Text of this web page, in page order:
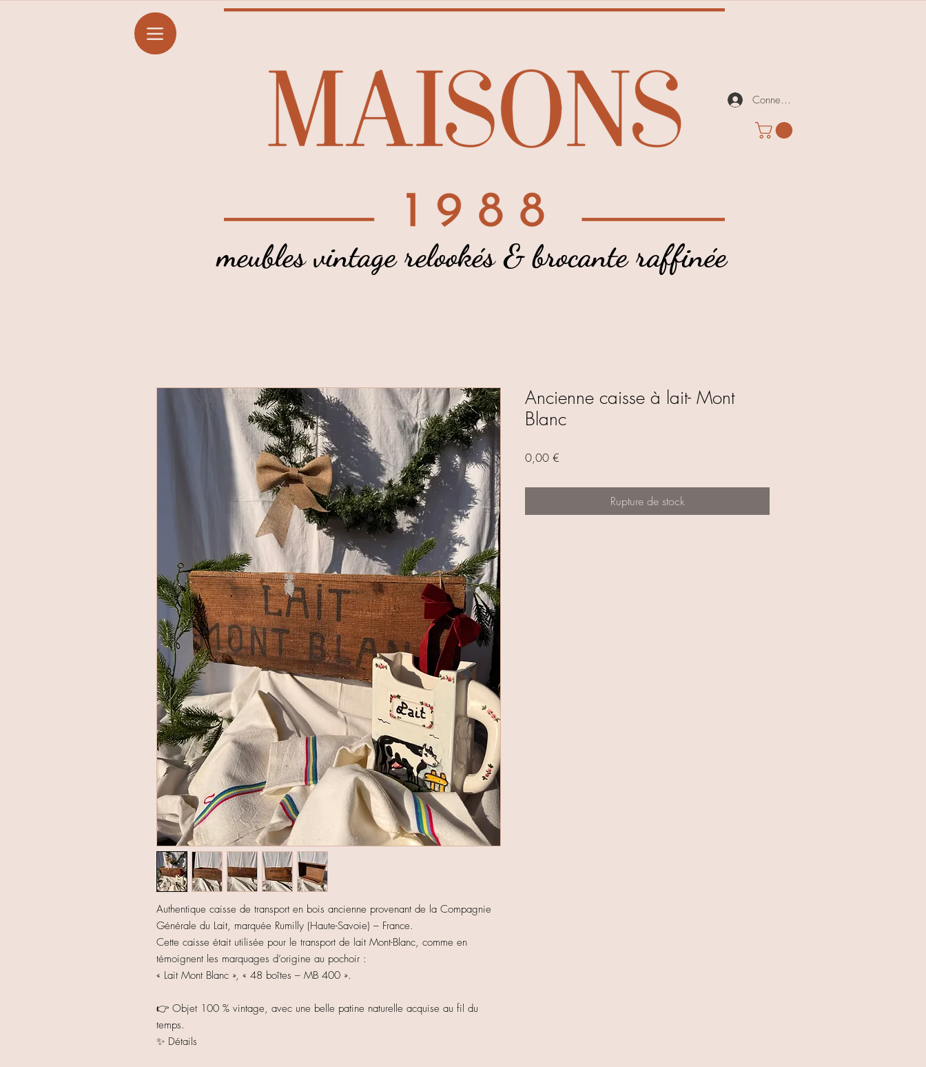
Connexion
meubles vintage relookés & brocante raffinée
Authentique caisse de transport en bois ancienne provenant de la Compagnie
Générale du Lait, marquée Rumilly (Haute-Savoie) – France.
Cette caisse était utilisée pour le transport de lait Mont-Blanc, comme en
témoignent les marquages d’origine au pochoir :
« Lait Mont Blanc », « 48 boîtes – MB 400 ».
👉 Objet 100 % vintage, avec une belle patine naturelle acquise au fil du
temps.
✨ Détails
Ancienne caisse à lait- Mont
Blanc
0,00 €
Rupture de stock